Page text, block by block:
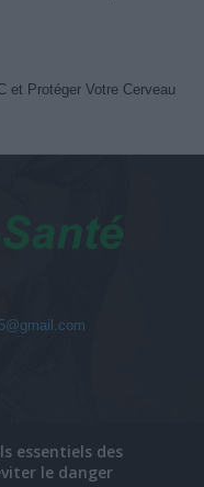
et Protéger Votre Cerveau
essentiels des
le danger